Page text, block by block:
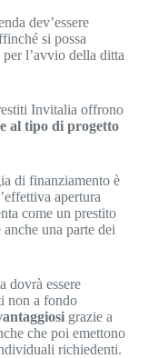
dev’essere
si possa
l’avvio della ditta
Invitalia offrono
al tipo di progetto
di finanziamento è
apertura
come un prestito
una parte dei
dovrà essere
non a fondo
grazie a
che poi emettono
richiedenti.